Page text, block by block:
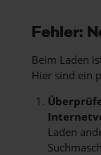
Fehler:
Beim Laden
Hier sind ein
Laden